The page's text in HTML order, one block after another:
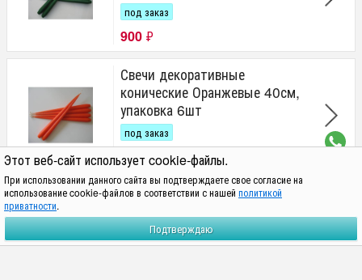
Этот веб-сайт использует cookie-файлы.
При использовании данного сайта вы подтверждаете свое согласие на
использование cookie-файлов в соответствии с нашей политикой
приватности.
Подтверждаю
под заказ
900 ₽
Свечи декоративные
конические Оранжевые 40см,
упаковка 6шт
под заказ
900 ₽
Свечи декоративные
конические Персиковые 40см,
упаковка 6шт